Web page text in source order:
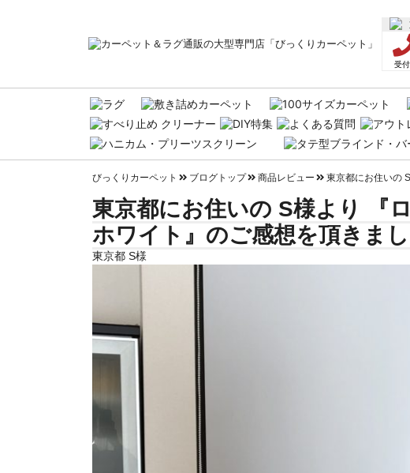
受
びっくりカーペット ブログトップ 商品レビュー 東京都にお住いの
東京都にお住いの S様より 『
ホワイト』のご感想を頂きま
東京都 S様